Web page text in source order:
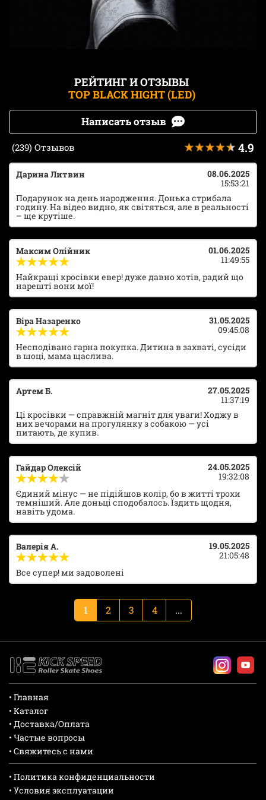
РЕЙТИНГ И ОТЗЫВЫ
TOP BLACK HIGHT (LED)
Написать отзыв
(239) Отзывов 4.9
Дарина Литвин
08.06.2025
15:53:21
Подарунок на день народження. Донька стрибала
годину. На відео видно, як світяться, але в реальності
– ще крутіше.
Максим Олійник
01.06.2025
11:49:55
Найкращі кросівки евер! дуже давно хотів, радий що
нарешті вони мої!
Віра Назаренко
31.05.2025
09:45:08
Несподівано гарна покупка. Дитина в захваті, сусіди
в шоці, мама щаслива.
Артем Б.
27.05.2025
11:37:19
Ці кросівки — справжній магніт для уваги! Ходжу в
них вечорами на прогулянку з собакою — усі
питають, де купив.
Гайдар Олексій
24.05.2025
19:32:08
Єдиний мінус — не підійшов колір, бо в житті трохи
темніший. Але доньці сподобалось. Їздить щодня,
навіть удома.
Валерія А.
19.05.2025
21:05:48
Все супер! ми задоволені
1 2 3 4 ...
• Главная
• Каталог
• Доставка/Оплата
• Частые вопросы
• Свяжитесь с нами
• Политика конфиденциальности
• Условия эксплуатации